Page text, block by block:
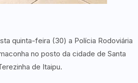
quinta-feira (30) a Polícia Rodoviária
no posto da cidade de Santa
de Itaipu.